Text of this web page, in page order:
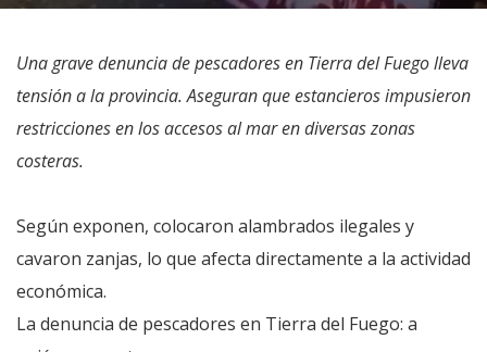
Una grave denuncia de pescadores en Tierra del Fuego lleva
tensión a la provincia. Aseguran que estancieros impusieron
restricciones en los accesos al mar en diversas zonas
costeras.
Según exponen, colocaron alambrados ilegales y
cavaron zanjas, lo que afecta directamente a la actividad
económica.
La denuncia de pescadores en Tierra del Fuego: a